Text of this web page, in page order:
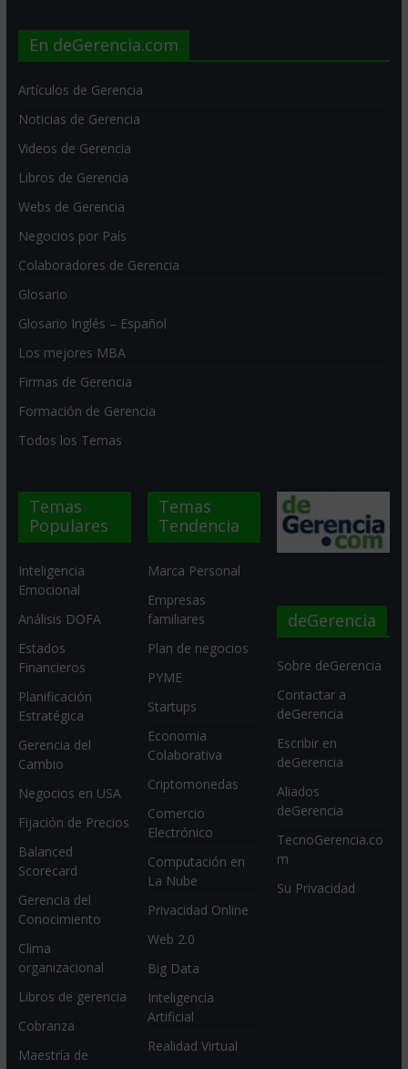
En deGerencia.com
Artículos de Gerencia
Noticias de Gerencia
Videos de Gerencia
Libros de Gerencia
Webs de Gerencia
Negocios por País
Colaboradores de Gerencia
Glosario
Glosario Inglés – Español
Los mejores MBA
Firmas de Gerencia
Formación de Gerencia
Todos los Temas
Temas
Populares
Inteligencia
Emocional
Análisis DOFA
Estados
Financieros
Planificación
Estratégica
Gerencia del
Cambio
Negocios en USA
Fijación de Precios
Balanced
Scorecard
Gerencia del
Conocimiento
Clima
organizacional
Libros de gerencia
Cobranza
Maestría de
Temas
Tendencia
Marca Personal
Empresas
familiares
Plan de negocios
PYME
Startups
Economia
Colaborativa
Criptomonedas
Comercio
Electrónico
Computación en
La Nube
Privacidad Online
Web 2.0
Big Data
Inteligencia
Artificial
Realidad Virtual
deGerencia
Sobre deGerencia
Contactar a
deGerencia
Escribir en
deGerencia
Aliados
deGerencia
TecnoGerencia.co
m
Su Privacidad